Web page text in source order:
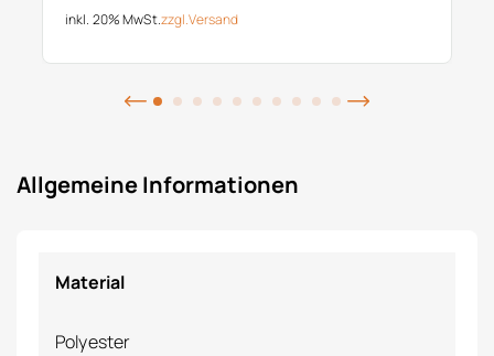
inkl. 20% MwSt.zzgl.Versand
Allgemeine Informationen
Material
Polyester